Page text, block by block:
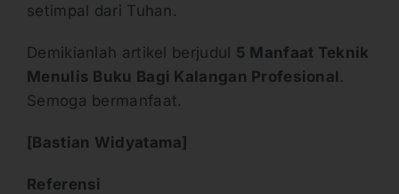
setimpal dari Tuhan.
Demikianlah artikel berjudul 5 Manfaat Teknik
Menulis Buku Bagi Kalangan Profesional .
Semoga bermanfaat.
[Bastian Widyatama]
Referensi